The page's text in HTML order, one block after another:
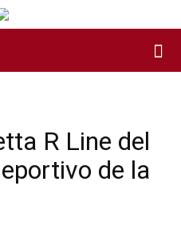
R Line del
de la